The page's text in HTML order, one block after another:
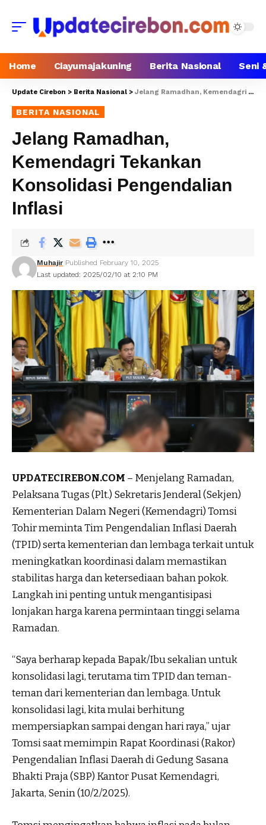
Home Ciayumajakuning Berita Nasional Seni
Update Cirebon > Berita Nasional > Jelang Ramadhan, Kemendagri Tekankan Konsolidasi Pengendalian Inflasi
BERITA NASIONAL
Jelang Ramadhan,
Kemendagri Tekankan
Konsolidasi Pengendalian
Inflasi
Last updated: 2025/02/10 at 2:10 PM
Muhajir Published February 10, 2025
UPDATECIREBON.COM – Menjelang Ramadan,
Pelaksana Tugas (Plt.) Sekretaris Jenderal (Sekjen)
Kementerian Dalam Negeri (Kemendagri) Tomsi
Tohir meminta Tim Pengendalian Inflasi Daerah
(TPID) serta kementerian dan lembaga terkait untuk
meningkatkan koordinasi dalam memastikan
stabilitas harga dan ketersediaan bahan pokok.
Langkah ini penting untuk mengantisipasi
lonjakan harga karena permintaan tinggi selama
Ramadan.
“Saya berharap kepada Bapak/Ibu sekalian untuk
konsolidasi lagi, terutama tim TPID dan teman-
teman dari kementerian dan lembaga. Untuk
konsolidasi lagi, kita mulai berhitung
mempersiapkan sampai dengan hari raya,” ujar
Tomsi saat memimpin Rapat Koordinasi (Rakor)
Pengendalian Inflasi Daerah di Gedung Sasana
Bhakti Praja (SBP) Kantor Pusat Kemendagri,
Jakarta, Senin (10/2/2025).